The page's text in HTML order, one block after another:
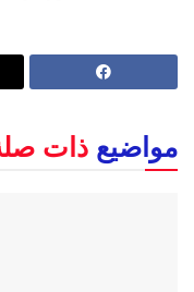
مواضيع ذات